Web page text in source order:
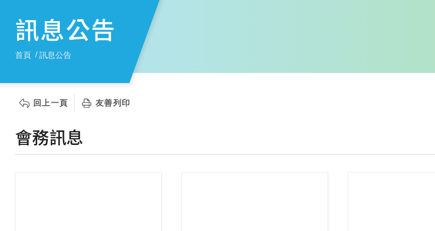
訊息公告
首頁 訊息公告
回上一頁 友善列印
會務訊息